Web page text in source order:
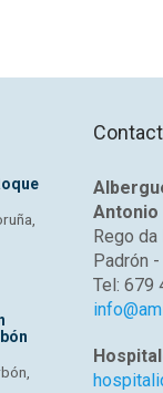
Antonio
Rego da
Padrón
Tel: 679